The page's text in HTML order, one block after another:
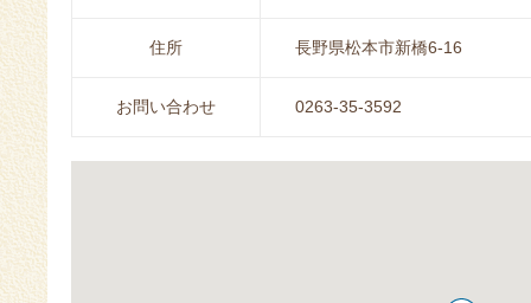
住所 長野県松本市新橋6-16
お問い合わせ 0263-35-3592